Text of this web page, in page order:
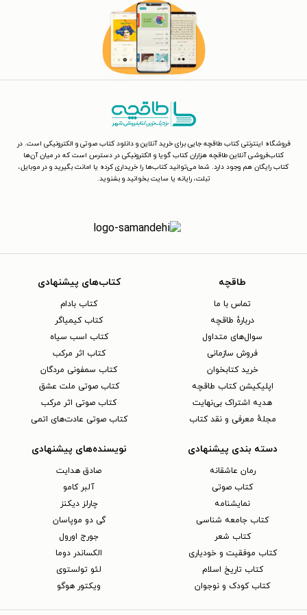
پرفروش غیرداستانی نیویورک تایمز جای گرفت.
فروشگاه اینترنتی کتاب طاقچه جایی برای خرید آنلاین و دانلود کتاب صوتی و الکترونیکی است. در
کتاب‌فروشی آنلاین طاقچه هزاران کتاب گویا و الکترونیکی در دسترس است که در میان آن‌ها
کتاب رایگان هم وجود دارد. شما می‌توانید کتاب‌ها را خریداری کرده یا امانت بگیرید و در موبایل،
تبلت، رایانه یا سایت بخوانید و بشنوید.
طاقچه
تماس با ما
دربارهٔ طاقچه
سوال‌های متداول
فروش سازمانی
خرید کتابخوان
اپلیکیشن کتاب طاقچه
هدیه اشتراک بی‌نهایت
مجلهٔ معرفی و نقد کتاب
کتاب‌های پیشنهادی
کتاب بادام
کتاب کیمیاگر
کتاب اسب سیاه
کتاب اثر مرکب
کتاب سمفونی مردگان
کتاب صوتی ملت عشق
کتاب صوتی اثر مرکب
کتاب صوتی عادت‌های اتمی
دسته بندی پیشنهادی
رمان عاشقانه
کتاب‌ صوتی
نمایشنامه
کتاب جامعه شناسی
کتاب شعر
کتاب موفقیت و خودیاری
کتاب تاریخ اسلام
کتاب کودک و نوجوان
نویسنده‌های پیشنهادی
صادق هدایت
آلبر کامو
چارلز دیکنز
گی دو موپاسان
جورج اورول
الکساندر دوما
لئو تولستوی
ویکتور هوگو